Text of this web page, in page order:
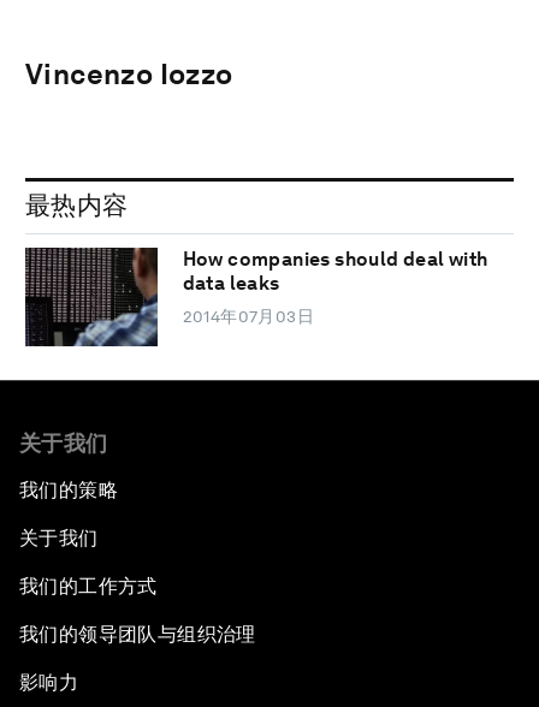
Vincenzo Iozzo
最热内容
How companies should deal with
data leaks
2014年07月03日
关于我们
我们的策略
关于我们
我们的工作方式
我们的领导团队与组织治理
影响力